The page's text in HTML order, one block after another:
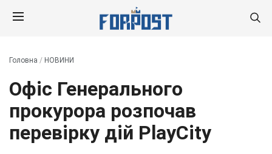
Головна / НОВИНИ
Офіс Генерального
прокурора розпочав
перевірку дій PlayCity